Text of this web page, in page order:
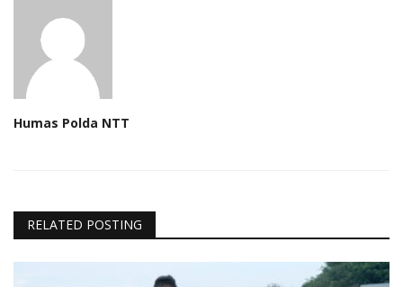
Humas Polda NTT
RELATED POSTING